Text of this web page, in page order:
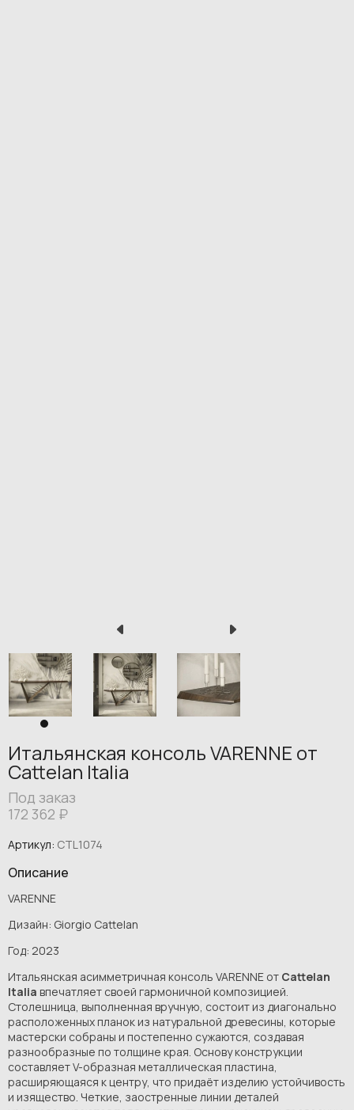
Итальянская консоль VARENNE от
Cattelan Italia
Под заказ
172 362 ₽
Артикул: CTL1074
Описание
VARENNE
Дизайн: Giorgio Cattelan
Год: 2023
Итальянская асимметричная консоль VARENNE от Cattelan
Italia впечатляет своей гармоничной композицией.
Столешница, выполненная вручную, состоит из диагонально
расположенных планок из натуральной древесины, которые
мастерски собраны и постепенно сужаются, создавая
разнообразные по толщине края. Основу конструкции
составляет V-образная металлическая пластина,
расширяющаяся к центру, что придаёт изделию устойчивость
и изящество. Четкие, заостренные линии деталей